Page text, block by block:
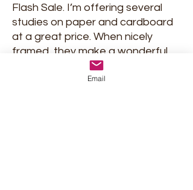
Flash Sale. I’m offering several
studies on paper and cardboard
at a great price. When nicely
framed, they make a wonderful
art gift for yourself or someone
Email